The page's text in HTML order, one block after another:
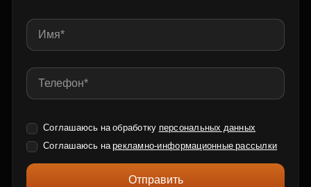
Соглашаюсь на обработку персональных данных
Соглашаюсь нарекламно-информационные рассылки
Отправить